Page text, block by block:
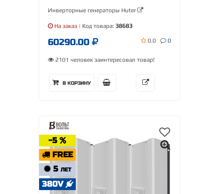
Инверторные генераторы Huter
На заказ | Код товара: 38683
60290.00 0.0 0
2101 человек заинтересовал товар!
В КОРЗИНУ
-5
FREE
5 ЛЕТ
380V